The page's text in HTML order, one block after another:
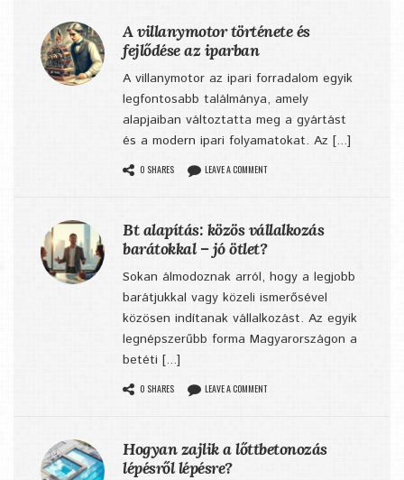
A villanymotor története és
fejlődése az iparban
A villanymotor az ipari forradalom egyik
legfontosabb találmánya, amely
alapjaiban változtatta meg a gyártást
és a modern ipari folyamatokat. Az [...]
0 SHARES LEAVE A COMMENT
Bt alapítás: közös vállalkozás
barátokkal – jó ötlet?
Sokan álmodoznak arról, hogy a legjobb
barátjukkal vagy közeli ismerősével
közösen indítanak vállalkozást. Az egyik
legnépszerűbb forma Magyarországon a
betéti [...]
0 SHARES LEAVE A COMMENT
Hogyan zajlik a lőttbetonozás
lépésről lépésre?